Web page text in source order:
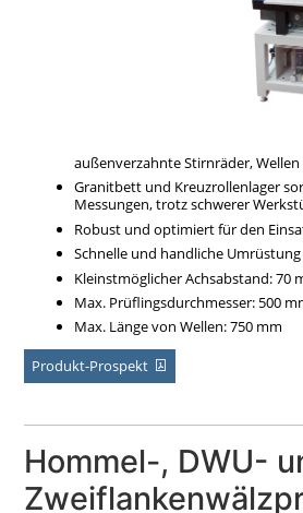
außenverzahnte Stirnräder, Wellen
Granitbett und Kreuzrollenlager
Messungen, trotz schwerer
Robust und optimiert für den
Schnelle und handliche
Kleinstmöglicher Achsabstand: 70
Max. Prüflingsdurchmesser: 500
Max. Länge von Wellen: 750 mm
Produkt-Prospekt
Hommel-, DWU-